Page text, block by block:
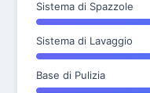
Sistema di Spazzole
Sistema di Lavaggio
Base di Pulizia